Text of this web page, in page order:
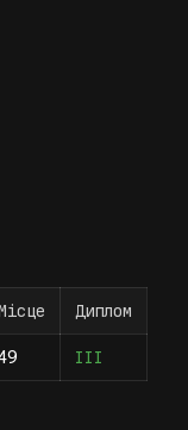
Диплом
III